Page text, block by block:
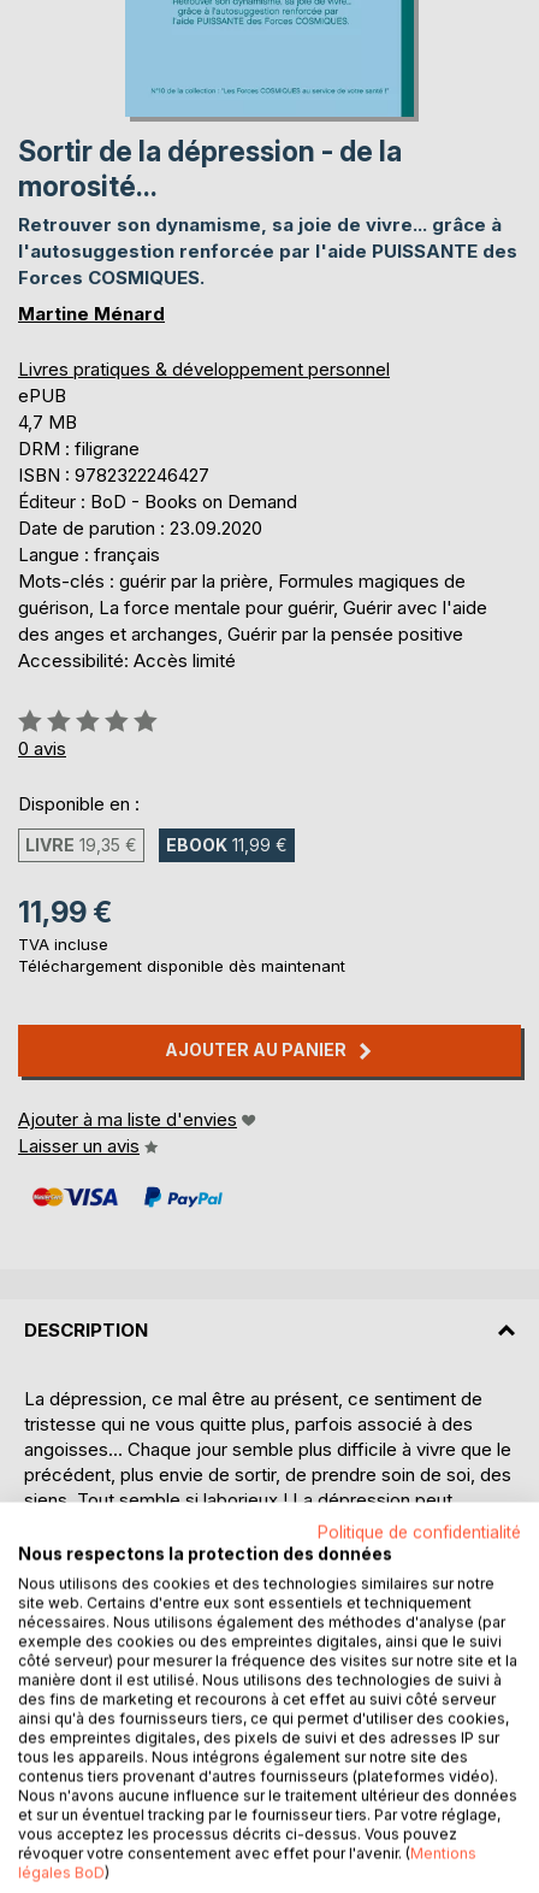
Sortir de la dépression - de la
morosité...
Retrouver son dynamisme, sa joie de vivre... grâce à
l'autosuggestion renforcée par l'aide PUISSANTE des
Forces COSMIQUES.
Martine Ménard
Livres pratiques & développement personnel
ePUB
4,7 MB
DRM : filigrane
ISBN : 9782322246427
Éditeur : BoD - Books on Demand
Date de parution : 23.09.2020
Langue : français
Mots-clés : guérir par la prière, Formules magiques de
guérison, La force mentale pour guérir, Guérir avec l'aide
des anges et archanges, Guérir par la pensée positive
Accessibilité: Accès limité
Évaluation:
0%
0 avis
Disponible en :
LIVRE 19,35 € EBOOK 11,99 €
11,99 €
TVA incluse
Téléchargement disponible dès maintenant
AJOUTER AU PANIER
Ajouter à ma liste d'envies
Laisser un avis
DESCRIPTION
La dépression, ce mal être au présent, ce sentiment de
tristesse qui ne vous quitte plus, parfois associé à des
angoisses... Chaque jour semble plus difficile à vivre que le
précédent, plus envie de sortir, de prendre soin de soi, des
siens. Tout semble si laborieux ! La dépression peut
survenir après un événement douloureux : un deuil, une
maladie, une rupture... Il en existe de plusieurs formes...
Le but de ce livre est donc de vous aider à y faire face. Si
elle est débutante ou modérée : la vaincre et pouvoir
poursuivre sans médicament. Seule une modification dans
votre comportement s'impose. Mais si votre abattement
est installé depuis longtemps, il est important de faire appel
à votre médecin qui saura vous donner le traitement
approprié, voire rediriger vers un psy. Cependant ce
manuel sera un excellent atout complémentaire. Il vous
aidera à retrouver votre dynamisme et bien-être...
Dans ce manuel vous trouverez : des conseils, méthodes
et prières pour vous redonner vitalité, énergie et joie de
Politique de confidentialité
Nous respectons la protection des données
Nous utilisons des cookies et des technologies similaires sur notre
site web. Certains d'entre eux sont essentiels et techniquement
nécessaires. Nous utilisons également des méthodes d'analyse (par
exemple des cookies ou des empreintes digitales, ainsi que le suivi
côté serveur) pour mesurer la fréquence des visites sur notre site et la
manière dont il est utilisé. Nous utilisons des technologies de suivi à
des fins de marketing et recourons à cet effet au suivi côté serveur
ainsi qu'à des fournisseurs tiers, ce qui permet d'utiliser des cookies,
des empreintes digitales, des pixels de suivi et des adresses IP sur
tous les appareils. Nous intégrons également sur notre site des
contenus tiers provenant d'autres fournisseurs (plateformes vidéo).
Nous n'avons aucune influence sur le traitement ultérieur des données
et sur un éventuel tracking par le fournisseur tiers. Par votre réglage,
vous acceptez les processus décrits ci-dessus. Vous pouvez
révoquer votre consentement avec effet pour l'avenir. (Mentions
légales BoD)